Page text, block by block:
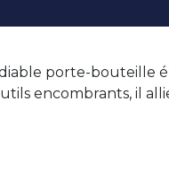
porte-bouteille
encombrants, il